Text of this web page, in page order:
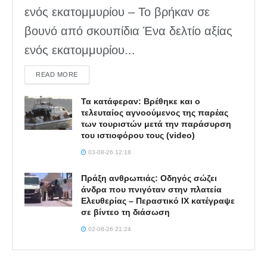
ενός εκατομμυρίου – Το βρήκαν σε
βουνό από σκουπίδια Ένα δελτίο αξίας
ενός εκατομμυρίου...
READ MOREDETAILS
Τα κατάφεραν: Βρέθηκε και ο
τελευταίος αγνοούμενος της παρέας
των τουριστών μετά την παράσυρση
του ιστιοφόρου τους (video)
03-08-26 12:18
Πράξη ανθρωπιάς: Οδηγός σώζει
άνδρα που πνιγόταν στην πλατεία
Ελευθερίας – Περαστικό ΙΧ κατέγραψε
σε βίντεο τη διάσωση
02-08-26 21:24